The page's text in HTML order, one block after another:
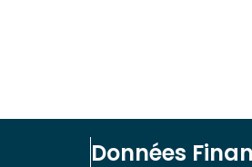
Données